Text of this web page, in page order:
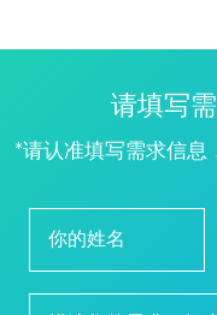
请填写
*请认准填写需求信息